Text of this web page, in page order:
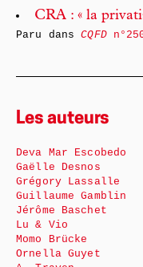
CRA : « la
Paru dansCQFD
Les auteurs
Deva Mar Escobedo
Gaëlle Desnos
Grégory Lassalle
Guillaume Gamblin
Jérôme Baschet
Lu & Vio
Momo Brücke
Ornella Guyet